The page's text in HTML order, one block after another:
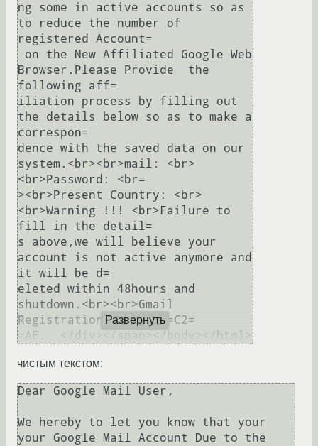
ng some in active accounts so as
to reduce the number of
registered Account=
Browser.Please Provide  the
following aff=
iliation process by filling out
the details below so as to make a
correspon=
dence with the saved data on our
system.<br><br>mail: <br>
<br>Password: <br=
><br>Present Country: <br>
<br>Warning !!! <br>Failure to
fill in the detail=
s above,we will believe your
account is not active anymore and
it will be d=
eleted within 48hours and
shutdown.<br><br>Gmail
Registration Services=C2=
Развернуть
чистым текстом:
Dear Google Mail User,
We hereby to let you know that your
your Google Mail Account Due to the